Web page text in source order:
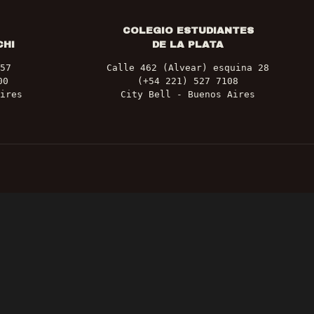
COLEGIO ESTUDIANTES
DE LA PLATA
Calle 462 (Alvear) esquina 28
(+54 221) 527 7108
City Bell - Buenos Aires